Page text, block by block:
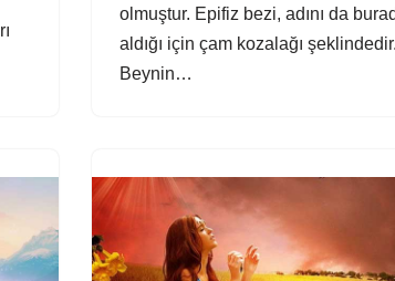
olmuştur. Epifiz bezi, adını da
aldığı için çam kozalağı şeklindedir.
Beynin…